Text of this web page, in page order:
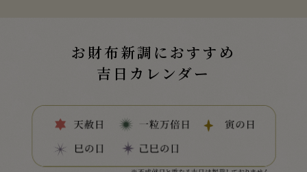
お財布新調におすすめ
吉日カレンダー